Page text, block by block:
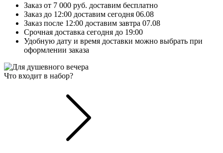
Заказ от 7 000 руб. доставим бесплатно
Заказ до 12:00 доставим сегодня 06.08
Заказ после 12:00 доставим завтра 07.08
Срочная доставка сегодня до 19:00
Удобную дату и время доставки можно выбрать при
оформлении заказа
Что входит в набор?